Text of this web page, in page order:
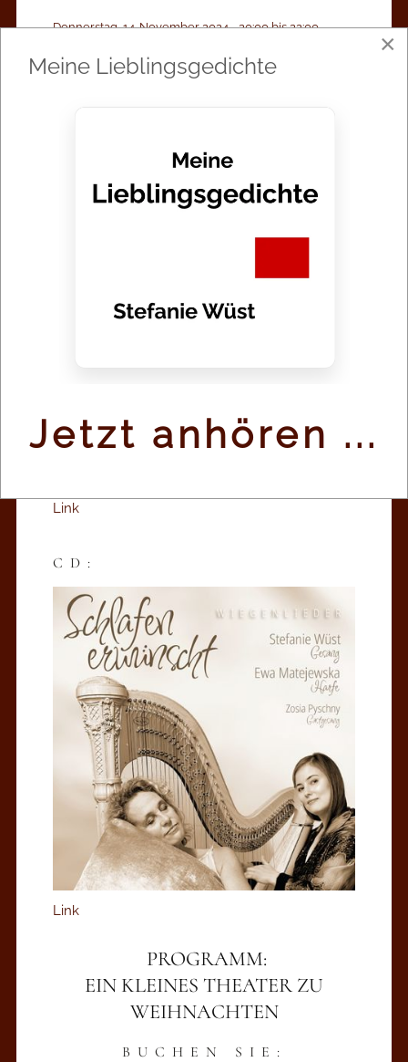
Donnerstag, 14. November 2024 - 20:00 bis 22:00
DAUER:
Link
CD:
Link
PROGRAMM:
EIN KLEINES THEATER ZU
WEIHNACHTEN
BUCHEN SIE:
×
Meine Lieblingsgedichte
Jetzt anhören ...